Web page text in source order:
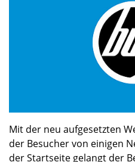
Mit der neu aufgesetzten
der Besucher von einigen
der Startseite gelangt der